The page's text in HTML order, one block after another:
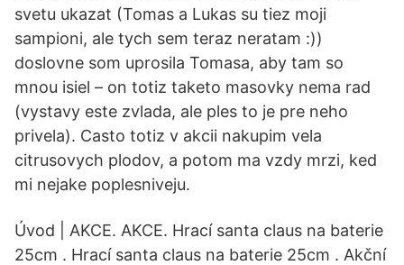
svetu ukazat (Tomas a Lukas su tiez moji
sampioni, ale tych sem teraz neratam :))
doslovne som uprosila Tomasa, aby tam so
mnou isiel – on totiz taketo masovky nema rad
(vystavy este zvlada, ale ples to je pre neho
privela). Casto totiz v akcii nakupim vela
citrusovych plodov, a potom ma vzdy mrzi, ked
mi nejake poplesniveju.
Úvod | AKCE. AKCE. Hrací santa claus na baterie
25cm . Hrací santa claus na baterie 25cm . Akční